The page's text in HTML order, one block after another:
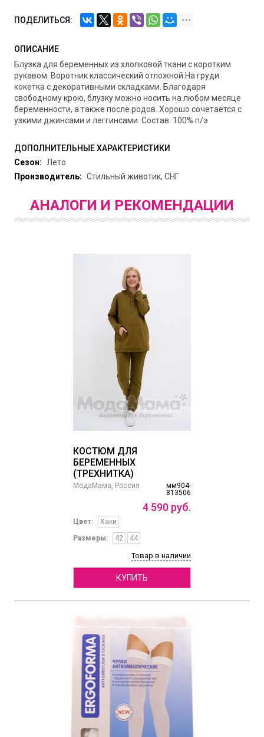
ПОДЕЛИТЬСЯ:
ОПИСАНИЕ
Блузка для беременных из хлопковой ткани с коротким
рукавом. Воротник классический отложной.На груди
кокетка с декоративными складками. Благодаря
свободному крою, блузку можно носить на любом месяце
беременности, а также после родов. Хорошо сочетается с
узкими джинсами и леггинсами. Состав: 100% п/э
ДОПОЛНИТЕЛЬНЫЕ ХАРАКТЕРИСТИКИ
Сезон:
Лето
Производитель: Стильный животик, СНГ
АНАЛОГИ И РЕКОМЕНДАЦИИ
КОСТЮМ ДЛЯ
БЕРЕМЕННЫХ
(ТРЕХНИТКА)
мм904-
813506
МодаМама, Россия
4 590 руб.
Цвет:
Хаки
Размеры:
42 44
Товар в наличии
КУПИТЬ